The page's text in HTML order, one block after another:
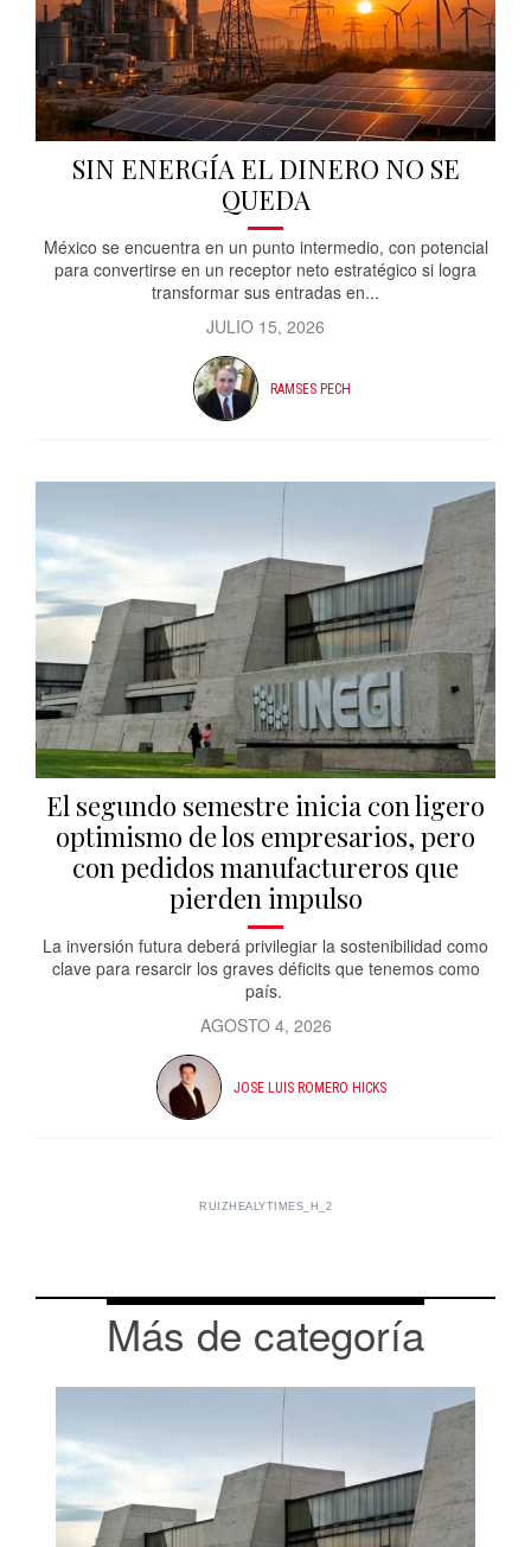
SIN ENERGÍA EL DINERO NO SE
QUEDA
México se encuentra en un punto intermedio, con potencial
para convertirse en un receptor neto estratégico si logra
transformar sus entradas en...
JULIO 15, 2026
RAMSES PECH
El segundo semestre inicia con ligero
optimismo de los empresarios, pero
con pedidos manufactureros que
pierden impulso
La inversión futura deberá privilegiar la sostenibilidad como
clave para resarcir los graves déficits que tenemos como
país.
AGOSTO 4, 2026
JOSE LUIS ROMERO HICKS
RUIZHEALYTIMES_H_2
Más de categoría